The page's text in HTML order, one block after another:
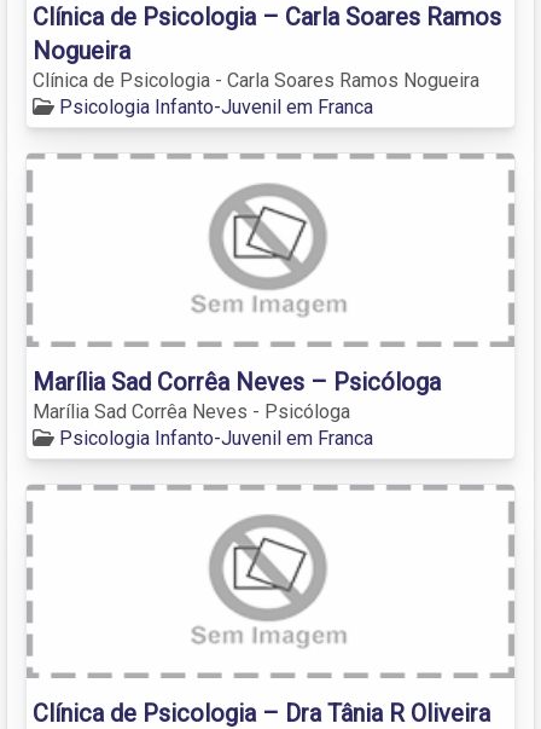
Clínica de Psicologia – Carla Soares Ramos
Nogueira
Clínica de Psicologia - Carla Soares Ramos Nogueira
Psicologia Infanto-Juvenil em Franca
Marília Sad Corrêa Neves – Psicóloga
Marília Sad Corrêa Neves - Psicóloga
Psicologia Infanto-Juvenil em Franca
Clínica de Psicologia – Dra Tânia R Oliveira